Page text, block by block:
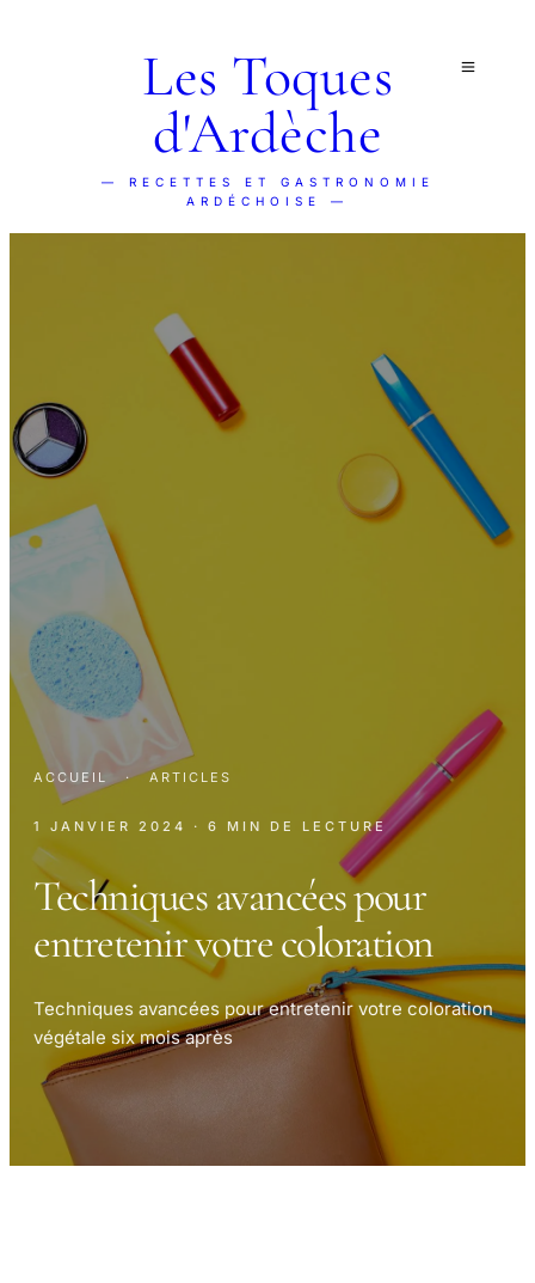
Les Toques
d'Ardèche
— RECETTES ET GASTRONOMIE
ARDÉCHOISE —
ACCUEIL · ARTICLES
1 JANVIER 2024 · 6 MIN DE LECTURE
Techniques avancées pour
entretenir votre coloration
Techniques avancées pour entretenir votre coloration
végétale six mois après